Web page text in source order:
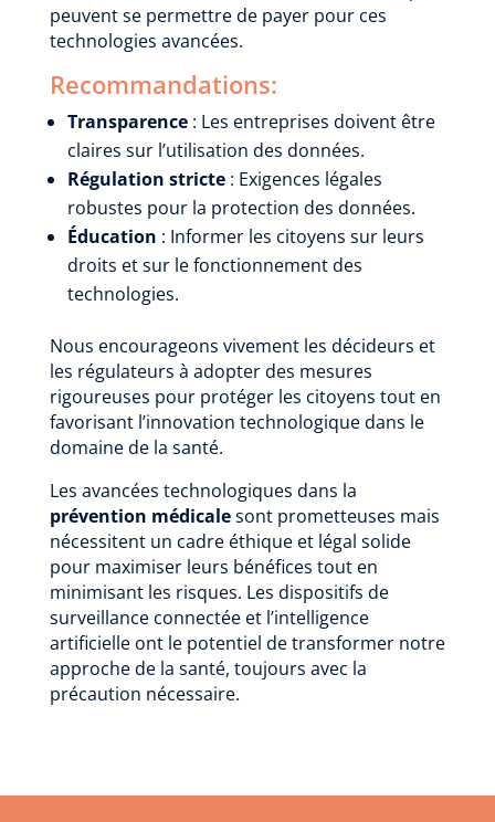
peuvent se permettre de payer pour ces
technologies avancées.
Recommandations:
Transparence: Les entreprises doivent être
claires sur l’utilisation des données.
Régulation stricte: Exigences légales
robustes pour la protection des données.
Éducation : Informer les citoyens sur leurs
droits et sur le fonctionnement des
technologies.
Nous encourageons vivement les décideurs et
les régulateurs à adopter des mesures
rigoureuses pour protéger les citoyens tout en
favorisant l’innovation technologique dans le
domaine de la santé.
Les avancées technologiques dans la
prévention médicalesont prometteuses mais
nécessitent un cadre éthique et légal solide
pour maximiser leurs bénéfices tout en
minimisant les risques. Les dispositifs de
surveillance connectée et l’intelligence
artificielle ont le potentiel de transformer notre
approche de la santé, toujours avec la
précaution nécessaire.